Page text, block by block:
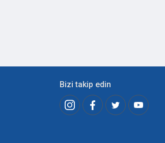
Bizi takip edin